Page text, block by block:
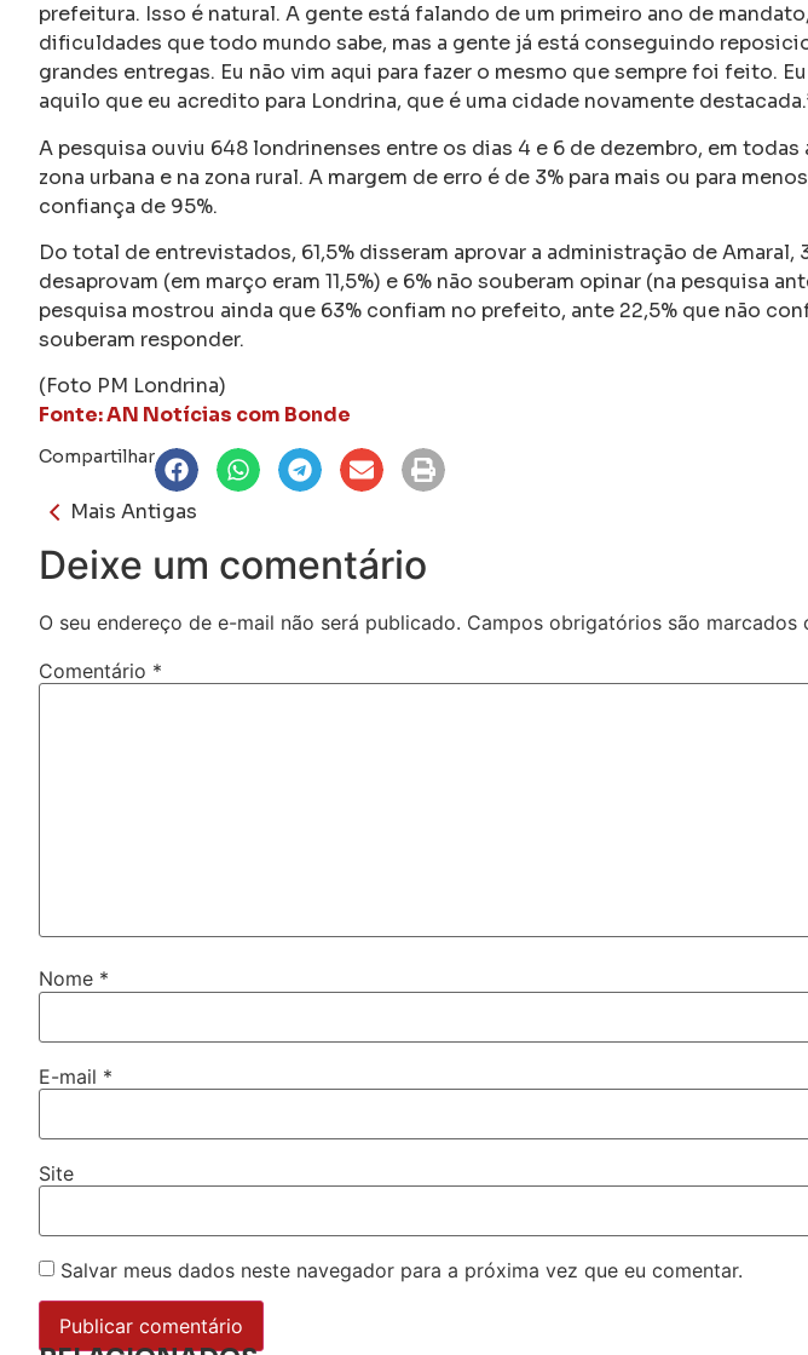
prefeitura. Isso é natural. A gente está falando de um primeiro ano de
dificuldades que todo mundo sabe, mas a gente já está conseguindo
grandes entregas. Eu não vim aqui para fazer o mesmo que sempre foi feito.
aquilo que eu acredito para Londrina, que é uma cidade novamente
A pesquisa ouviu 648 londrinenses entre os dias 4 e 6 de dezembro, em todas
zona urbana e na zona rural. A margem de erro é de 3% para mais ou para
confiança de 95%.
Do total de entrevistados, 61,5% disseram aprovar a administração de Amaral,
desaprovam (em março eram 11,5%) e 6% não souberam opinar (na pesquisa
pesquisa mostrou ainda que 63% confiam no prefeito, ante 22,5% que não
souberam responder.
(Foto PM Londrina)
Fonte: AN Notícias com Bonde
Compartilhar
Mais Antigas
Deixe um comentário
O seu endereço de e-mail não será publicado. Campos obrigatórios são marcados
Comentário *
Nome *
E-mail *
Site
Salvar meus dados neste navegador para a próxima vez que eu comentar.